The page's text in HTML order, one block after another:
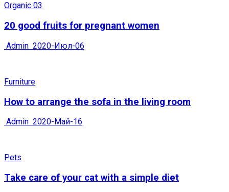
Organic 03
20 good fruits for pregnant women
Admin 2020-Июл-06
Furniture
How to arrange the sofa in the living room
Admin 2020-Май-16
Pets
Take care of your cat with a simple diet